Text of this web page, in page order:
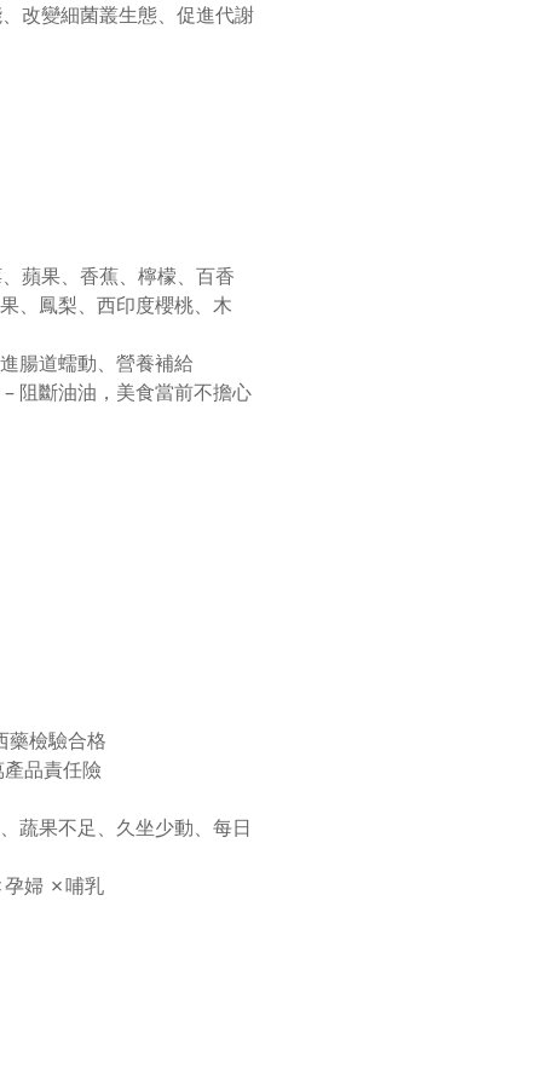
改變細菌叢生態、促進代謝
蘋果、香蕉、檸檬、百香
、鳳梨、西印度櫻桃、木
腸道蠕動、營養補給
阻斷油油，美食當前不擔心
檢驗合格
品責任險
蔬果不足、久坐少動、每日
婦 ✗哺乳